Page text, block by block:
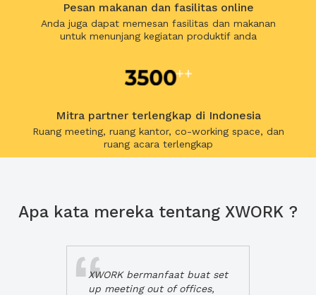
Pesan makanan dan fasilitas online
Anda juga dapat memesan fasilitas dan makanan
untuk menunjang kegiatan produktif anda
Mitra partner terlengkap di Indonesia
Ruang meeting, ruang kantor, co-working space, dan
ruang acara terlengkap
Apa kata mereka tentang XWORK ?
XWORK bermanfaat buat set
up meeting out of offices,